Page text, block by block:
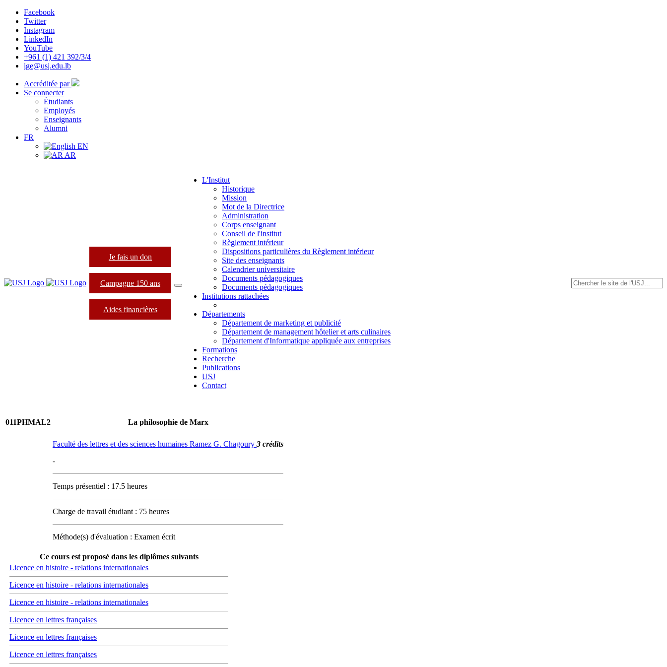
Facebook
Twitter
Instagram
LinkedIn
YouTube
+961 (1) 421 392/3/4
ige@usj.edu.lb
Accréditée par
Se connecter
Étudiants
Employés
Enseignants
Alumni
FR
EN
AR
Je fais un don
Campagne 150 ans
Aides financières
L'Institut
Historique
Mission
Mot de la Directrice
Administration
Corps enseignant
Conseil de l'institut
Règlement intérieur
Dispositions particulières du Règlement intérieur
Site des enseignants
Calendrier universitaire
Documents pédagogiques
Documents pédagogiques
Institutions rattachées
Départements
Département de marketing et publicité
Département de management hôtelier et arts culinaires
Département d'Informatique appliquée aux entreprises
Formations
Recherche
Publications
USJ
Contact
011PHMAL2 La philosophie de Marx
Faculté des lettres et des sciences humaines Ramez G. Chagoury 3 crédits
-
Temps présentiel : 17.5 heures
Charge de travail étudiant : 75 heures
Méthode(s) d'évaluation : Examen écrit
Ce cours est proposé dans les diplômes suivants
Licence en histoire - relations internationales
Licence en histoire - relations internationales
Licence en histoire - relations internationales
Licence en lettres françaises
Licence en lettres françaises
Licence en lettres françaises